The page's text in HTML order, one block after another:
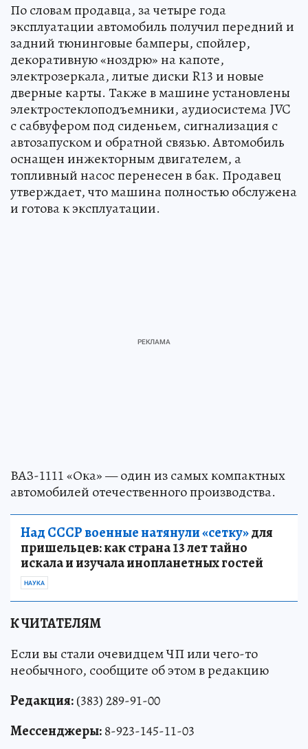
По словам продавца, за четыре года
эксплуатации автомобиль получил передний и
задний тюнинговые бамперы, спойлер,
декоративную «ноздрю» на капоте,
электрозеркала, литые диски R13 и новые
дверные карты. Также в машине установлены
электростеклоподъемники, аудиосистема JVC
с сабвуфером под сиденьем, сигнализация с
автозапуском и обратной связью. Автомобиль
оснащен инжекторным двигателем, а
топливный насос перенесен в бак. Продавец
утверждает, что машина полностью обслужена
и готова к эксплуатации.
ВАЗ-1111 «Ока» — один из самых компактных
автомобилей отечественного производства.
Над СССР военные натянули «сетку»для
пришельцев: как страна 13 лет тайно
искала и изучала инопланетных гостей
НАУКА
К ЧИТАТЕЛЯМ
Если вы стали очевидцем ЧП или чего-то
необычного, сообщите об этом в редакцию
Редакция:(383) 289-91-00
Мессенджеры:8-923-145-11-03